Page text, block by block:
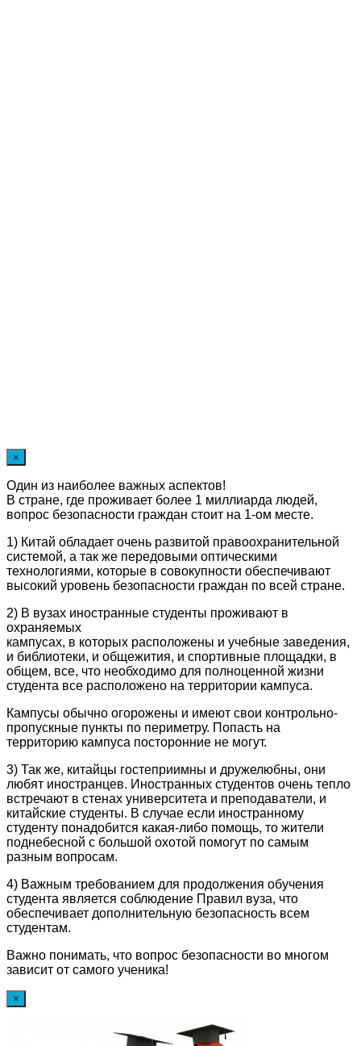
×
Один из наиболее важных аспектов!
В стране, где проживает более 1 миллиарда людей,
вопрос безопасности граждан стоит на 1-ом месте.
1) Китай обладает очень развитой правоохранительной
системой, а так же передовыми оптическими
технологиями, которые в совокупности обеспечивают
высокий уровень безопасности граждан по всей стране.
2) В вузах иностранные студенты проживают в
охраняемых
кампусах, в которых расположены и учебные заведения,
и библиотеки, и общежития, и спортивные площадки, в
общем, все, что необходимо для полноценной жизни
студента все расположено на территории кампуса.
Кампусы обычно огорожены и имеют свои контрольно-
пропускные пункты по периметру. Попасть на
территорию кампуса посторонние не могут.
3) Так же, китайцы гостеприимны и дружелюбны, они
любят иностранцев. Иностранных студентов очень тепло
встречают в стенах университета и преподаватели, и
китайские студенты. В случае если иностранному
студенту понадобится какая-либо помощь, то жители
поднебесной с большой охотой помогут по самым
разным вопросам.
4) Важным требованием для продолжения обучения
студента является соблюдение Правил вуза, что
обеспечивает дополнительную безопасность всем
студентам.
Важно понимать, что вопрос безопасности во многом
зависит от самого ученика!
×